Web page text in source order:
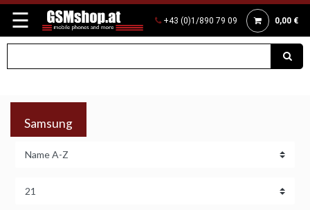
☰ +43 (0)1/890 79 09 0,00 €
Samsung